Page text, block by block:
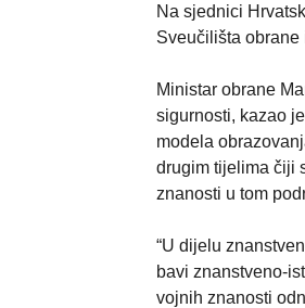
Na sjednici
Sveučilišta obrane
Ministar obrane
sigurnosti, kazao
modela
drugim tijelima čiji
znanosti u tom
“U dijelu
bavi znanstveno-
vojnih znanosti